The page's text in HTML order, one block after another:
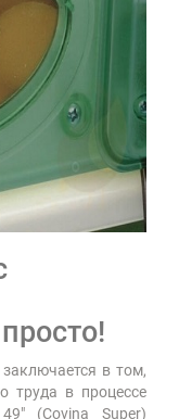
в том,
труда в процессе
(Covina Super)